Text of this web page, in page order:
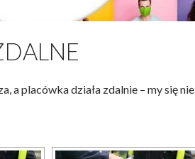
a placówka działa zdalnie – my się nie